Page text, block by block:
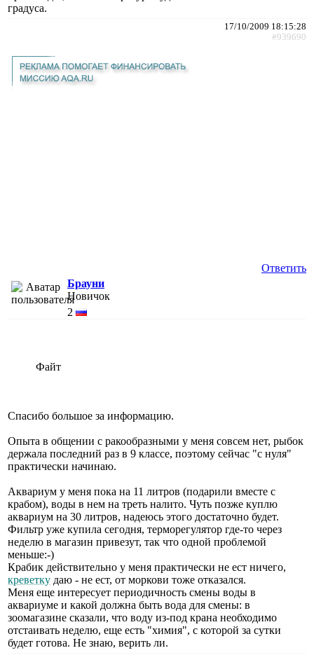
градуса.
17/10/2009 18:15:28
#939690
Ответить
Брауни
Новичок
2
Файт
Спасибо большое за информацию.
Опыта в общении с ракообразными у меня совсем нет, рыбок
держала последний раз в 9 классе, поэтому сейчас "с нуля"
практически начинаю.
Аквариум у меня пока на 11 литров (подарили вместе с
крабом), воды в нем на треть налито. Чуть позже куплю
аквариум на 30 литров, надеюсь этого достаточно будет.
Фильтр уже купила сегодня, терморегулятор где-то через
неделю в магазин привезут, так что одной проблемой
меньше:-)
Крабик действительно у меня практически не ест ничего,
креветку даю - не ест, от моркови тоже отказался.
Меня еще интересует периодичность смены воды в
аквариуме и какой должна быть вода для смены: в
зоомагазине сказали, что воду из-под крана необходимо
отстаивать неделю, еще есть "химия", с которой за сутки
будет готова. Не знаю, верить ли.